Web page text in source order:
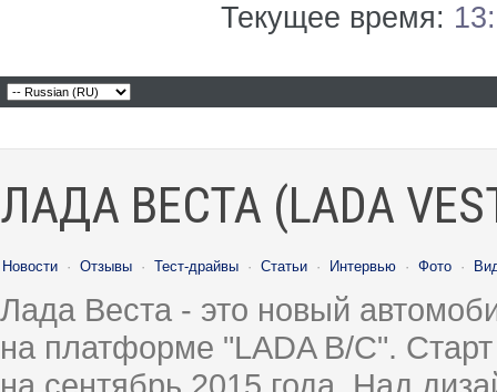
Текущее время:
ЛАДА ВЕСТА (LADA
Новости · Отзывы · Тест-драйвы · Статьи · Интервью · Фото ·
Лада Веста - это новый
на платформе "LADA B/C".